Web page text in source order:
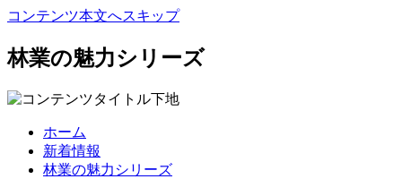
コンテンツ本文へスキップ
林業の魅力シリーズ
ホーム
新着情報
林業の魅力シリーズ